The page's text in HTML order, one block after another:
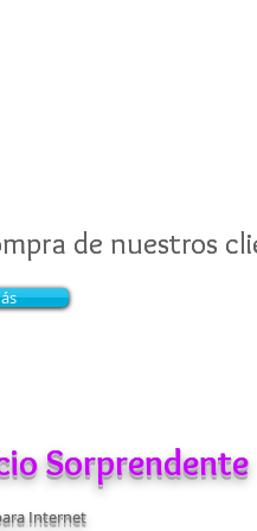
de nuestros
de nuestros
Sorprendente
Internet